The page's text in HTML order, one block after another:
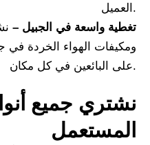
العميل.
تغطية واسعة في الجبيل –
ومكيفات الهواء الخردة في
على البائعين في كل مكان.
نشتري جميع
المستعمل